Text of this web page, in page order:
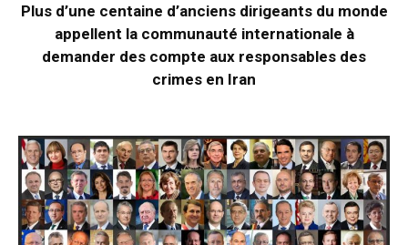
Plus d’une centaine d’anciens dirigeants du monde
appellent la communauté internationale à
demander des compte aux responsables des
crimes en Iran